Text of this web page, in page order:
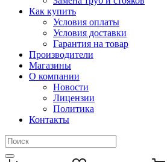
Как купить
Условия оплаты
Условия доставки
Гарантия на товар
Производители
Магазины
О компании
Новости
Лицензии
Политика
Контакты